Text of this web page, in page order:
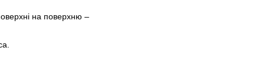
на поверхню –